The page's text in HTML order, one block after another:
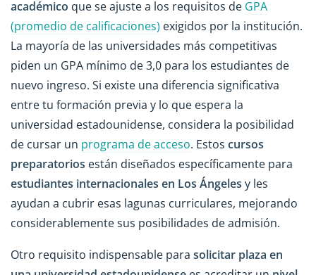
académico que se ajuste a los requisitos de GPA
(promedio de calificaciones) exigidos por la institución.
La mayoría de las universidades más competitivas
piden un GPA mínimo de 3,0 para los estudiantes de
nuevo ingreso. Si existe una diferencia significativa
entre tu formación previa y lo que espera la
universidad estadounidense, considera la posibilidad
de cursar un programa de acceso. Estos cursos
preparatorios están diseñados específicamente para
estudiantes internacionales en Los Ángeles y les
ayudan a cubrir esas lagunas curriculares, mejorando
considerablemente sus posibilidades de admisión.
Otro requisito indispensable para solicitar plaza en